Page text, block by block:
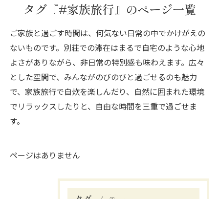
タグ『#家族旅行』のページ一覧
ご家族と過ごす時間は、何気ない日常の中でかけがえの
ないものです。別荘での滞在はまるで自宅のような心地
よさがありながら、非日常の特別感も味わえます。広々
とした空間で、みんながのびのびと過ごせるのも魅力
で、家族旅行で自炊を楽しんだり、自然に囲まれた環境
でリラックスしたりと、自由な時間を三重で過ごせま
す。
ページはありません